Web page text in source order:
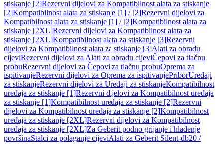
stiskanje [2]Rezervni dijelovi za Kompatibilnost alata za stiskanje
[2]Kompatibilnost alata za stiskanje [1] / [2]Rezervni dijelovi za
Kompatibilnost alata za stiskanje [1] / [2]Kompatibilnost alata za
stiskanje [2XL]Rezervni dijelovi za Kompatibilnost alata za
stiskanje [2XL]Kompatibilnost alata za stiskanje [3]Rezervni
dijelovi za Kompatibilnost alata za stiskanje [3]Alati za obradu
cijeviRezervni dijelovi za Alati za obradu cijeviČepovi za tlačnu
probuRezervni dijelovi za Čepovi za tlačnu probuOprema za
ispitivanjeRezervni dijelovi za Oprema za ispitivanjePriborUređaji
za stiskanjeRezervni dijelovi za Uređaji za stiskanjeKompatibilnost
uređaja za stiskanje [1]Rezervni dijelovi za Kompatibilnost uređaja
za stiskanje [1]Kompatibilnost uređaja za stiskanje [2]Rezervni
dijelovi za Kompatibilnost uređaja za stiskanje [2]Kompatibilnost
uređaja za stiskanje [2XL]Rezervni dijelovi za Kompatibilnost
uređaja za stiskanje [2XL]Za Geberit podno grijanje i hlađenje
površinaStalci za polaganje cijeviAlati za Geberit Silent-db20 /